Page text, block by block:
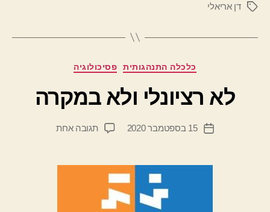
תגיותדן אריאלי
קטגוריותכלכלה התנהגותית פסיכולוגיה
לא רציונלי ולא במקרה
המחבר
הפוסט
א
מ
ן
יי
ב
תאריך
15 בספטמבר 2020 תגובה אחתעל